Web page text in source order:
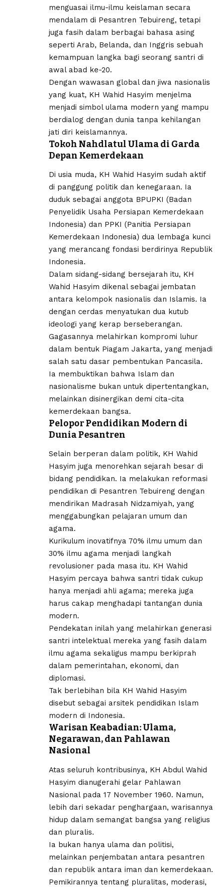
menguasai ilmu-ilmu keislaman secara
mendalam di Pesantren Tebuireng, tetapi
juga fasih dalam berbagai bahasa asing
seperti Arab, Belanda, dan Inggris sebuah
kemampuan langka bagi seorang santri di
awal abad ke-20.
Dengan wawasan global dan jiwa nasionalis
yang kuat, KH Wahid Hasyim menjelma
menjadi simbol ulama modern yang mampu
berdialog dengan dunia tanpa kehilangan
jati diri keislamannya.
Tokoh Nahdlatul Ulama di Garda
Depan Kemerdekaan
Di usia muda, KH Wahid Hasyim sudah aktif
di panggung politik dan kenegaraan. Ia
duduk sebagai anggota BPUPKI (Badan
Penyelidik Usaha Persiapan Kemerdekaan
Indonesia) dan PPKI (Panitia Persiapan
Kemerdekaan Indonesia) dua lembaga kunci
yang merancang fondasi berdirinya Republik
Indonesia.
Dalam sidang-sidang bersejarah itu, KH
Wahid Hasyim dikenal sebagai jembatan
antara kelompok nasionalis dan Islamis. Ia
dengan cerdas menyatukan dua kutub
ideologi yang kerap berseberangan.
Gagasannya melahirkan kompromi luhur
dalam bentuk Piagam Jakarta, yang menjadi
salah satu dasar pembentukan Pancasila.
Ia membuktikan bahwa Islam dan
nasionalisme bukan untuk dipertentangkan,
melainkan disinergikan demi cita-cita
kemerdekaan bangsa.
Pelopor Pendidikan Modern di
Dunia Pesantren
Selain berperan dalam politik, KH Wahid
Hasyim juga menorehkan sejarah besar di
bidang pendidikan. Ia melakukan reformasi
pendidikan di Pesantren Tebuireng dengan
mendirikan Madrasah Nidzamiyah, yang
menggabungkan pelajaran umum dan
agama.
Kurikulum inovatifnya 70% ilmu umum dan
30% ilmu agama menjadi langkah
revolusioner pada masa itu. KH Wahid
Hasyim percaya bahwa santri tidak cukup
hanya menjadi ahli agama; mereka juga
harus cakap menghadapi tantangan dunia
modern.
Pendekatan inilah yang melahirkan generasi
santri intelektual mereka yang fasih dalam
ilmu agama sekaligus mampu berkiprah
dalam pemerintahan, ekonomi, dan
diplomasi.
Tak berlebihan bila KH Wahid Hasyim
disebut sebagai arsitek pendidikan Islam
modern di Indonesia.
Warisan Keabadian: Ulama,
Negarawan, dan Pahlawan
Nasional
Atas seluruh kontribusinya, KH Abdul Wahid
Hasyim dianugerahi gelar Pahlawan
Nasional pada 17 November 1960. Namun,
lebih dari sekadar penghargaan, warisannya
hidup dalam semangat bangsa yang religius
dan pluralis.
Ia bukan hanya ulama dan politisi,
melainkan penjembatan antara pesantren
dan republik antara iman dan kemerdekaan.
Pemikirannya tentang pluralitas, moderasi,